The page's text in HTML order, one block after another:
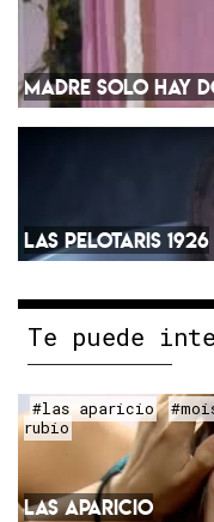
MADRE SOLO HAY
LAS PELOTARIS 1926
Te puede
#las aparicio
rubio
LAS APARICIO